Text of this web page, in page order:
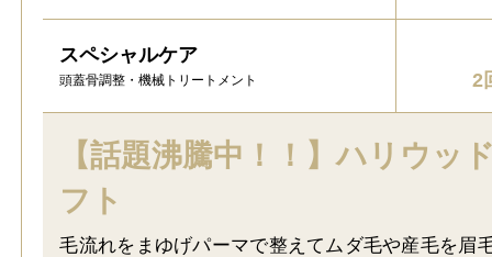
スペシャルケア
頭蓋骨調整・機械トリートメント 2
【話題沸騰中！！】ハリウッ
フト
毛流れをまゆげパーマで整えてムダ毛や産毛を眉